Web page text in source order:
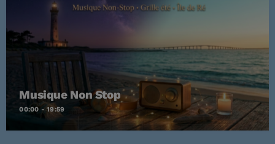
ROCCO GRANATA
LISTE COMPLÈTE
Musique Non Stop
00:00 - 19:59